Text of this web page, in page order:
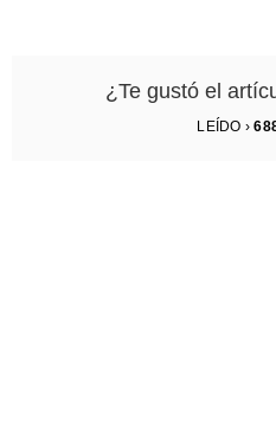
¿Te gustó el
LEÍDO ›